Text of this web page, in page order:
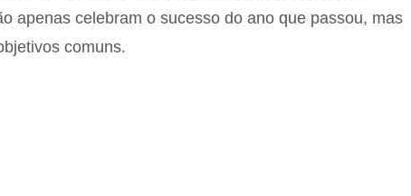
apenas celebram o sucesso do ano que passou, mas
comuns.